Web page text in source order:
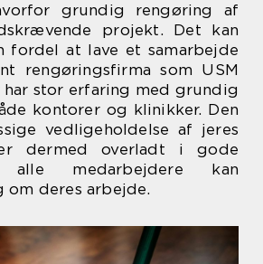
grundig rengøring af
projekt. Det kan
at lave et samarbejde
rengøringsfirma som USM
har stor erfaring med grundig
kontorer og klinikker. Den
vedligeholdelse af jeres
dermed overladt i gode
medarbejdere kan
om deres arbejde.